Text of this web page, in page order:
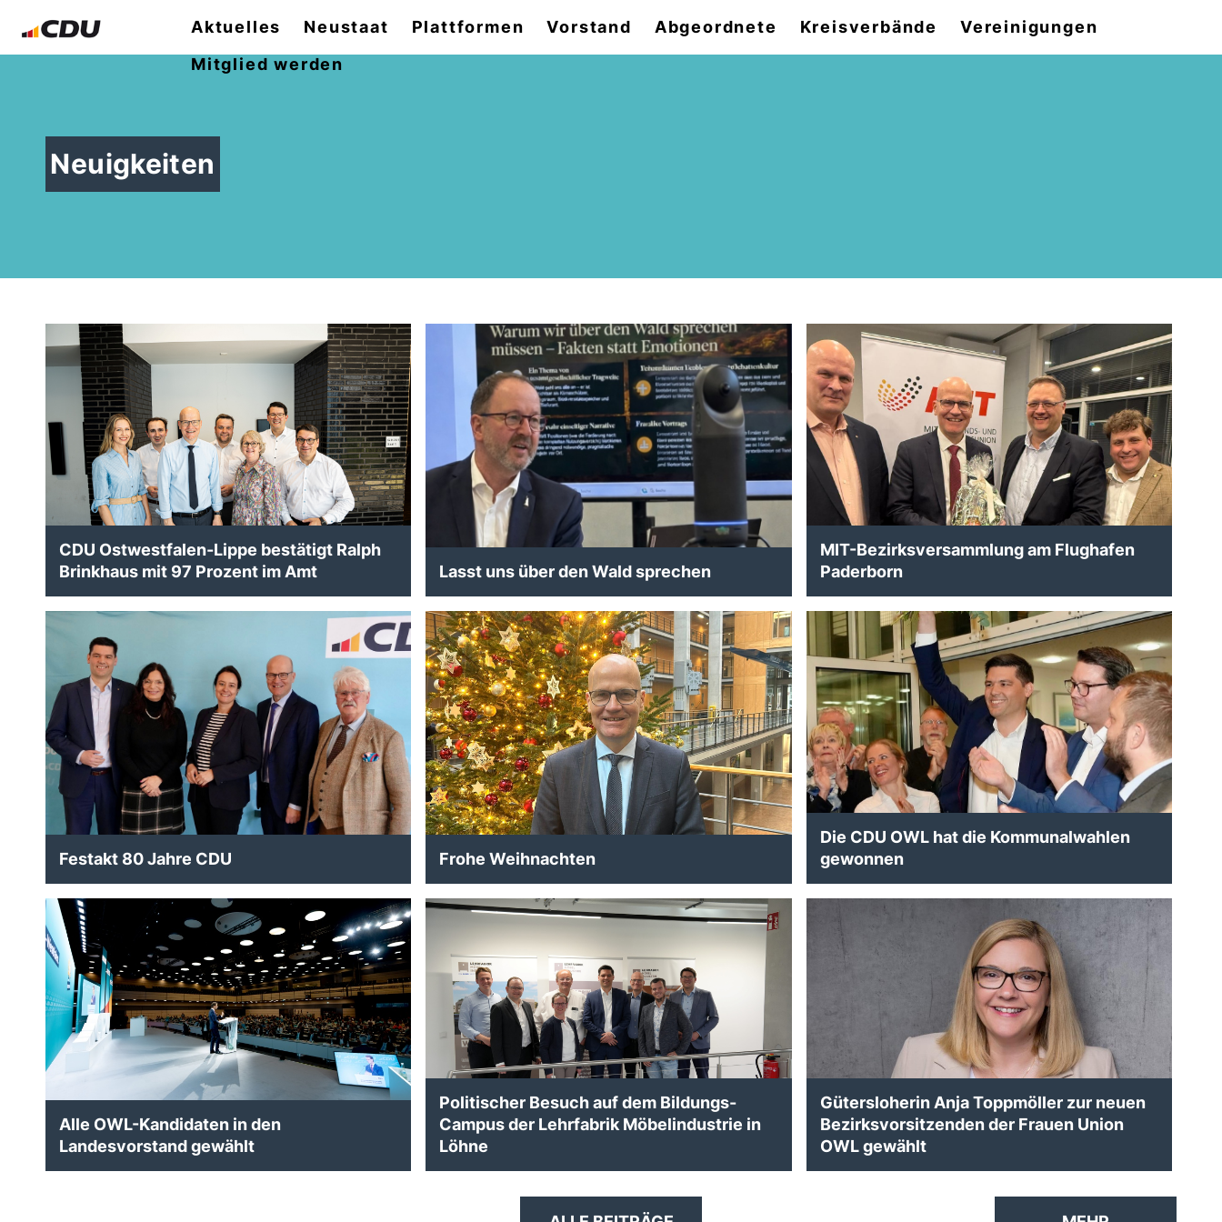
Aktuelles Neustaat Plattformen Vorstand Abgeordnete Kreisverbände
Vereinigungen
Mitglied werden
Neuigkeiten
CDU Ostwestfalen-Lippe bestätigt Ralph
Brinkhaus mit 97 Prozent im Amt
Lasst uns über den Wald sprechen
MIT-Bezirksversammlung am Flughafen
Paderborn
Festakt 80 Jahre CDU Frohe Weihnachten
Die CDU OWL hat die Kommunalwahlen
gewonnen
Alle OWL-Kandidaten in den
Landesvorstand gewählt
Politischer Besuch auf dem Bildungs-
Campus der Lehrfabrik Möbelindustrie in
Löhne
Gütersloherin Anja Toppmöller zur neuen
Bezirksvorsitzenden der Frauen Union
OWL gewählt